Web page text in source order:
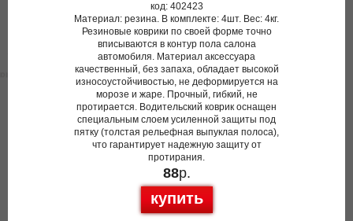
код: 402423
Материал: резина. В комплекте: 4шт. Вес: 4кг.
Резиновые коврики по своей форме точно
вписываются в контур пола салона
автомобиля. Материал аксессуара
качественный, без запаха, обладает высокой
износоустойчивостью, не деформируется на
морозе и жаре. Прочный, гибкий, не
протирается. Водительский коврик оснащен
специальным слоем усиленной защиты под
пятку (толстая рельефная выпуклая полоса),
что гарантирует надежную защиту от
протирания.
88р.
купить